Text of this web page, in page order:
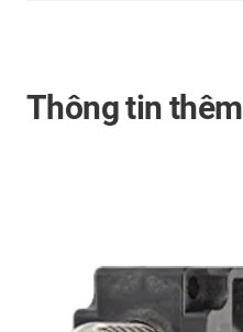
Thông tin thêm